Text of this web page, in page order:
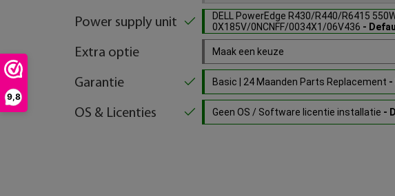
9,8
Power supply unit
DELL PowerEdge R430/R440/R6415
0X185V/0NCNFF/0034X1/06V436 -
Extra optie Maak een keuze
Garantie Basic | 24 Maanden Parts Replacement -
OS & Licenties Geen OS / Software licentie installatie -